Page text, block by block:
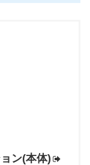
ン(本体)